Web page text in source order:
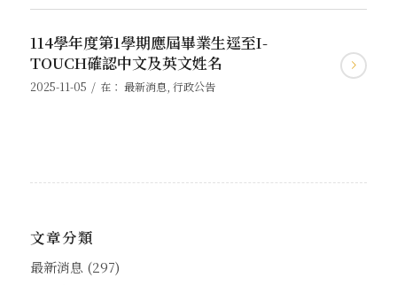
114學年度第1學期應屆畢業生逕至I-
TOUCH確認中文及英文姓名
2025-11-05 / 在： 最新消息 行政公告
文章分類
最新消息 (297)